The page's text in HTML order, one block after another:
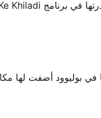
في بوليوود أضفت لها